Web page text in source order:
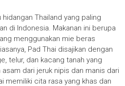
Thailand yang paling
di Indonesia. Makanan ini berupa
menggunakan mie beras
Pad Thai disajikan dengan
telur, dan kacang tanah yang
dari jeruk nipis dan manis dari
memiliki cita rasa yang khas dan